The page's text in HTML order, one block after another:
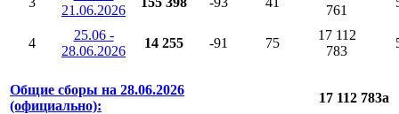
21.06.2026
761
4
25.06 -
28.06.2026
14 255 -91 75
17 112
783
Общие сборы на 28.06.2026
(официально):
17 112 783a